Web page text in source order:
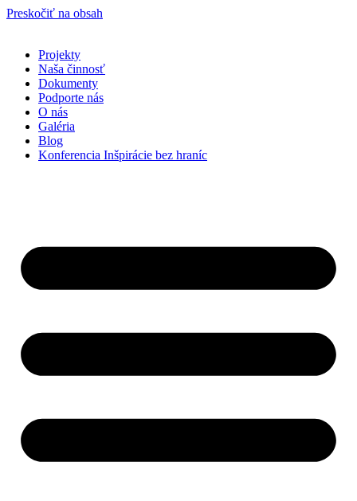
Preskočiť na obsah
Projekty
Naša činnosť
Dokumenty
Podporte nás
O nás
Galéria
Blog
Konferencia Inšpirácie bez hraníc